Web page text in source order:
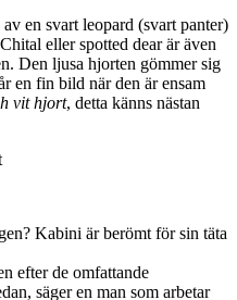
en svart leopard (svart panter)
eller spotted dear är även
Den ljusa hjorten gömmer sig
en fin bild när den är ensam
vit hjort, detta känns nästan
Kabini är berömt för sin täta
efter de omfattande
säger en man som arbetar